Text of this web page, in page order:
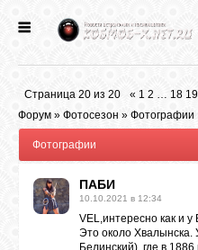
ФОРУМ
Страница 20 из 20 « 1 2 … 18 19
Форум » Фотосезон » Фотографии
Фотографии
ПAБИ
10.10.2021 в 12:34
VEL,интересно как и
Это около Хвалынска.
Белинский), где в